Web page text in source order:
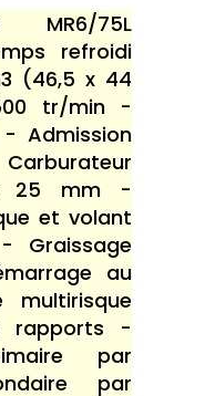
MR6/75L
refroidi
(46,5 x 44
tr/min -
- Admission
25 mm -
et volant
Graissage
au
rapports -
par
par